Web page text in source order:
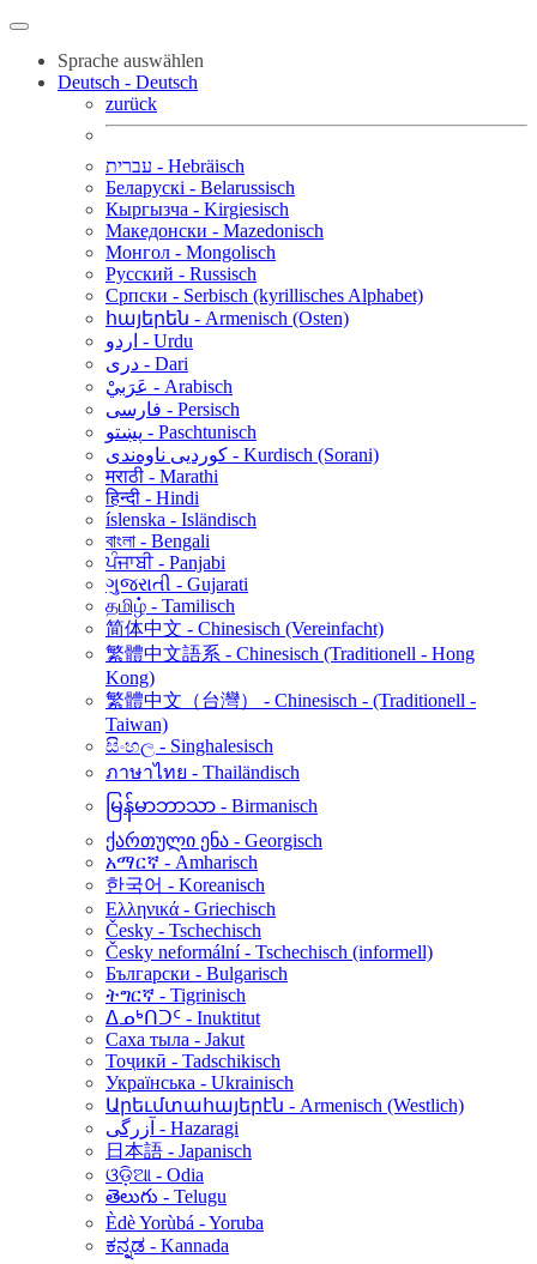
Sprache auswählen
Deutsch - Deutsch
zurück
עברית - Hebräisch
Беларускі - Belarussisch
Кыргызча - Kirgiesisch
Македонски - Mazedonisch
Монгол - Mongolisch
Русский - Russisch
Српски - Serbisch (kyrillisches Alphabet)
հայերեն - Armenisch (Osten)
اردو - Urdu
دری - Dari
عَرَبيْ - Arabisch
فارسی - Persisch
پښتو - Paschtunisch
کوردیی ناوەندی - Kurdisch (Sorani)
मराठी - Marathi
हिन्दी - Hindi
íslenska - Isländisch
বাংলা - Bengali
ਪੰਜਾਬੀ - Panjabi
ગુજરાતી - Gujarati
தமிழ் - Tamilisch
简体中文 - Chinesisch (Vereinfacht)
繁體中文語系 - Chinesisch (Traditionell - Hong
Kong)
繁體中文（台灣） - Chinesisch - (Traditionell -
Taiwan)
සිංහල - Singhalesisch
ภาษาไทย - Thailändisch
မြန်မာဘာသာ - Birmanisch
ქართული ენა - Georgisch
አማርኛ - Amharisch
한국어 - Koreanisch
Ελληνικά - Griechisch
Česky - Tschechisch
Česky neformální - Tschechisch (informell)
Български - Bulgarisch
ትግርኛ - Tigrinisch
ᐃᓄᒃᑎᑐᑦ - Inuktitut
Саха тыла - Jakut
Тоҷикӣ - Tadschikisch
Українська - Ukrainisch
Արեւմտահայերէն - Armenisch (Westlich)
آزرگی - Hazaragi
日本語 - Japanisch
ଓଡ଼ିଆ - Odia
తెలుగు - Telugu
Èdè Yorùbá - Yoruba
ಕನ್ನಡ - Kannada